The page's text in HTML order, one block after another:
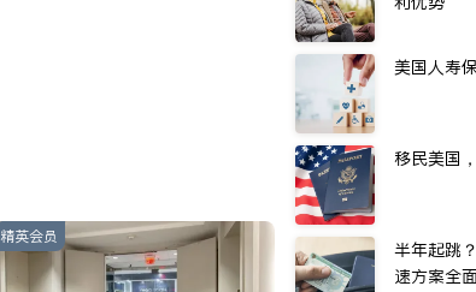
精英会员
美国人寿
移民美国
半年起跳
速方案全